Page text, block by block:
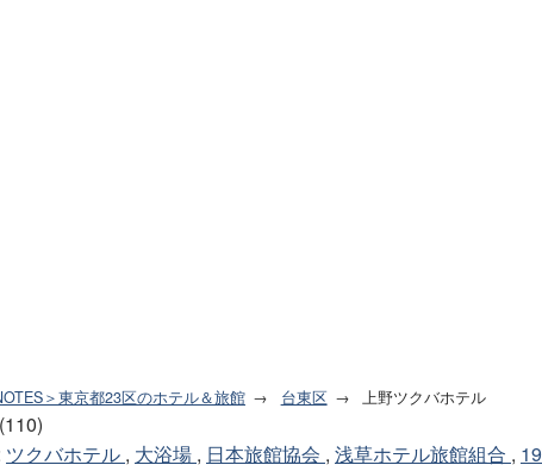
＞東京都23区のホテル＆旅館 台東区 上野ツクバホテル
(110)
ツクバホテル , 大浴場 , 日本旅館協会 , 浅草ホテル旅館組合 ,